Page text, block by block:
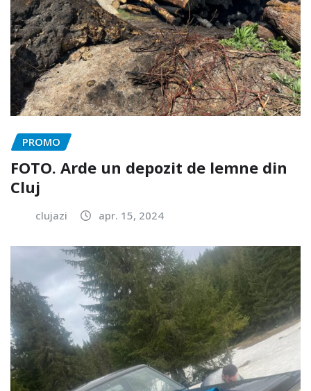
PROMO
FOTO. Arde un depozit de lemne din
Cluj
clujazi apr. 15, 2024